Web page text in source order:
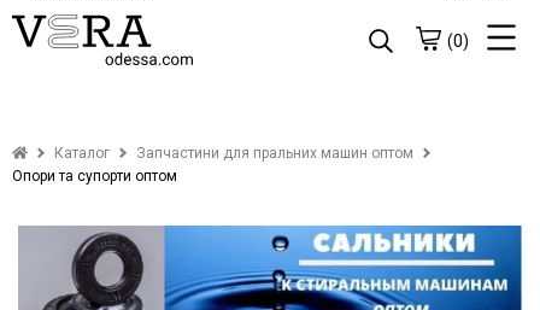
(0)
Каталог
Запчастини для пральних машин оптом
Опори та супорти оптом